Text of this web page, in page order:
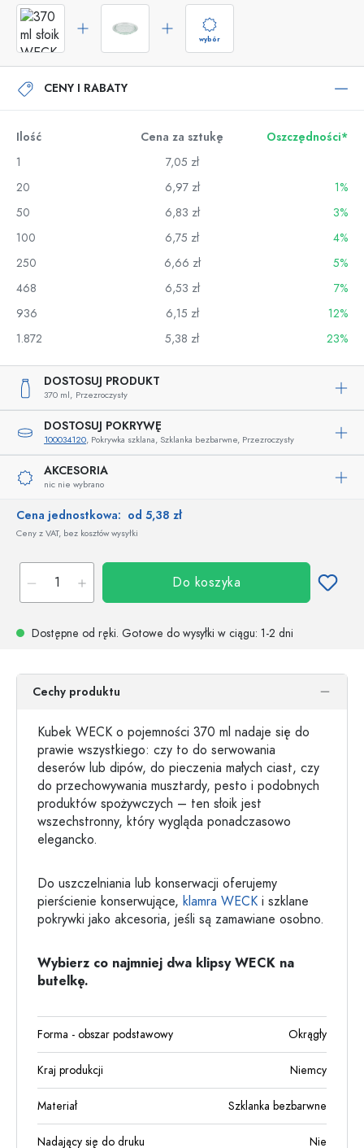
wybór
CENY I RABATY
Ilość Cena za sztukę
Oszczędności*
1
7,05 zł
20
6,97 zł
1%
50
6,83 zł
3%
100
6,75 zł
4%
250
6,66 zł
5%
468
6,53 zł
7%
936
6,15 zł
12%
1.872
5,38 zł 23%
DOSTOSUJ PRODUKT
370 ml, Przezroczysty
DOSTOSUJ POKRYWĘ
100034120, Pokrywka szklana, Szklanka bezbarwne, Przezroczysty
AKCESORIA
nic nie wybrano
Cena jednostkowa: od 5,38 zł
Ceny z VAT, bez kosztów wysyłki
Do koszyka
Dostępne od ręki. Gotowe do wysyłki w ciągu: 1-2 dni
Cechy produktu
Kubek WECK o pojemności 370 ml nadaje się do
prawie wszystkiego: czy to do serwowania
deserów lub dipów, do pieczenia małych ciast, czy
do przechowywania musztardy, pesto i podobnych
produktów spożywczych – ten słoik jest
wszechstronny, który wygląda ponadczasowo
elegancko.
Do uszczelniania lub konserwacji oferujemy
pierścienie konserwujące, klamra WECK i szklane
pokrywki jako akcesoria, jeśli są zamawiane osobno.
Wybierz co najmniej dwa klipsy WECK na
butelkę.
Forma - obszar podstawowy Okrągły
Kraj produkcji Niemcy
Materiał Szklanka bezbarwne
Nadający się do druku Nie